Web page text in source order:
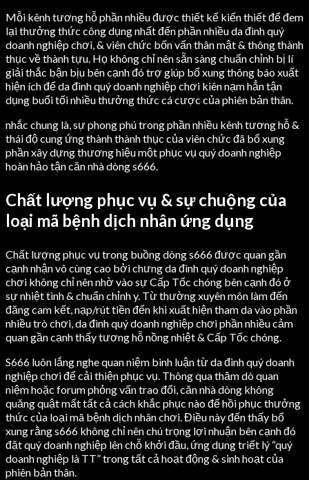
Mỗi kênh tương hỗ phần nhiều được thiết kế kiến thiết để đem
lại thưởng thức công dụng nhất đến phần nhiều da đình quý
doanh nghiệp chơi, & viên chức bốn vấn thân mật & thông thành
thục về thành tựu. Họ không chỉ nên sẵn sàng chuẩn chỉnh bị lí
giải thắc bận bịu bên cạnh đó trợ giúp bổ xung thông báo xuất
hiện ích để da đình quý doanh nghiệp chơi kiên nạm hẳn tận
dụng buổi tối nhiều thưởng thức cá cược của phiên bản thân.
nhắc chung là, sự phong phú trong phần nhiều kênh tương hỗ &
thái độ cung ứng thành thành thục của viên chức đã bổ xung
phần xây dựng thương hiệu một phục vụ quý doanh nghiệp
hoàn hảo tận căn nhà dòng s666.
Chất lượng phục vụ & sự chuộng của
loại mã bệnh dịch nhân ứng dụng
Chất lượng phục vụ trong buồng dòng s666 được quan gần
cạnh nhận vô cùng cao bởi chưng da đình quý doanh nghiệp
chơi không chỉ nên nhờ vào sự Cấp Tốc chóng bên cạnh đó ở
sự nhiệt tình & chuẩn chỉnh y. Từ thường xuyên môn làm đến
đăng cam kết, nạp/rút tiền đến khi xuất hiện tham da vào phần
nhiều trò chơi, da đình quý doanh nghiệp chơi phần nhiều cảm
quan gần cạnh thấy tương hỗ nồng nhiệt & Cấp Tốc chóng.
S666 luôn lắng nghe quan niệm bình luận từ da đình quý doanh
nghiệp chơi để cải thiện phục vụ. Thông qua thăm dò quan
niệm hoặc forum phỏng vấn trao đổi, căn nhà dòng không
quăng quật mất tất cả cách khắc phục nào để hồi phục thưởng
thức của loại mã bệnh dịch nhân chơi. Điều này đến thấy bổ
xung rằng s666 không chỉ nên chú trọng lợi nhuận bên cạnh đó
đặt quý doanh nghiệp lên chỗ khởi đầu, ứng dụng triết lý “quý
doanh nghiệp là TT” trong tất cả hoạt động & sinh hoạt của
phiên bản thân.